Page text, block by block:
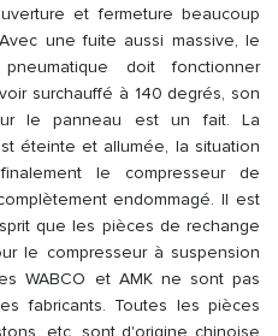
et fermeture beaucoup
une fuite aussi massive, le
doit fonctionner
surchauffé à 140 degrés, son
le panneau est un fait. La
éteinte et allumée, la situation
le compresseur de
endommagé. Il est
que les pièces de rechange
le compresseur à suspension
WABCO et AMK ne sont pas
fabricants. Toutes les pièces
etc. sont d'origine chinoise